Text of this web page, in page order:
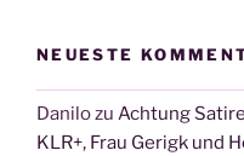
NEUESTE
Danilozu Achtung
KLR+, Frau Gerigk und